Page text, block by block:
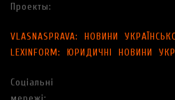
Проекты:
VLASNASPRAVA: НОВИНИ
LEXINFORM: ЮРИДИЧНІ НОВИНИ
Соціальні